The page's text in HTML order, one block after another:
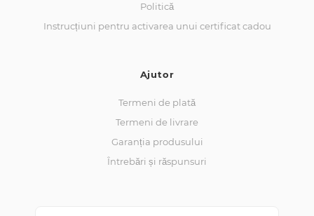
Politică
Instrucțiuni pentru activarea unui certificat cadou
Ajutor
Termeni de plată
Termeni de livrare
Garanția produsului
Întrebări și răspunsuri